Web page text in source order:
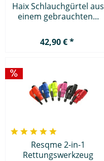
Haix Schlauchgürtel aus
einem gebrauchten...
42,90 € *
Resqme 2-in-1
Rettungswerkzeug